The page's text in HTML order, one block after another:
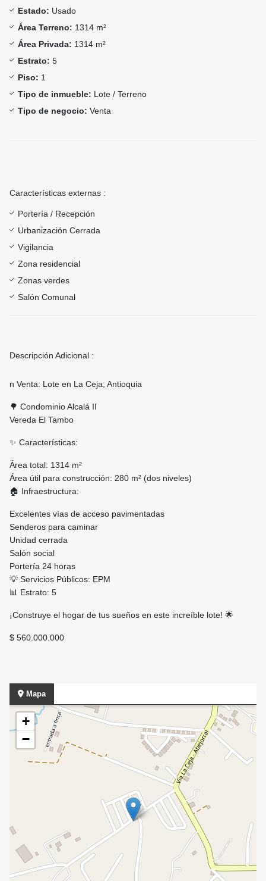
Estado: Usado
Área Terreno: 1314 m²
Área Privada: 1314 m²
Estrato: 5
Piso: 1
Tipo de inmueble: Lote / Terreno
Tipo de negocio: Venta
Características externas :
Portería / Recepción
Urbanización Cerrada
Vigilancia
Zona residencial
Zonas verdes
Salón Comunal
Descripción Adicional :
n Venta: Lote en La Ceja, Antioquia
🌳 Condominio Alcalá II
Vereda El Tambo
✨ Características:
Área total: 1314 m²
Área útil para construcción: 280 m² (dos niveles)
🏠 Infraestructura:
Excelentes vías de acceso pavimentadas
Senderos para caminar
Unidad cerrada
Salón social
Portería 24 horas
💡 Servicios Públicos: EPM
📊 Estrato: 5
¡Construye el hogar de tus sueños en este increíble lote! 🌟
$ 560.000.000
Mapa
+
−